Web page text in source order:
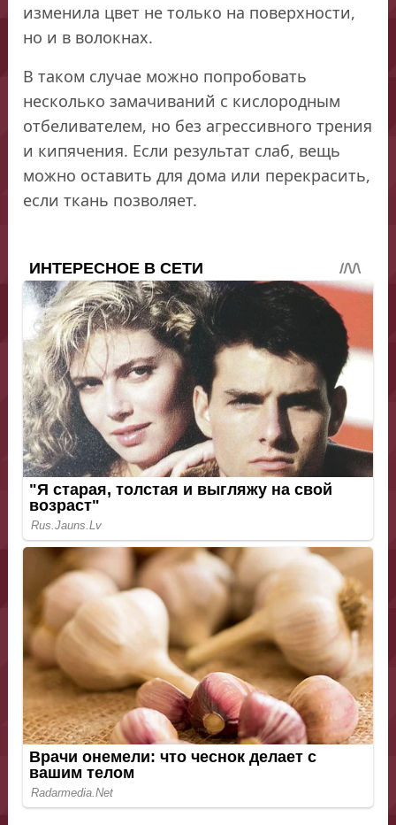
изменила цвет не только на поверхности,
но и в волокнах.
В таком случае можно попробовать
несколько замачиваний с кислородным
отбеливателем, но без агрессивного трения
и кипячения. Если результат слаб, вещь
можно оставить для дома или перекрасить,
если ткань позволяет.